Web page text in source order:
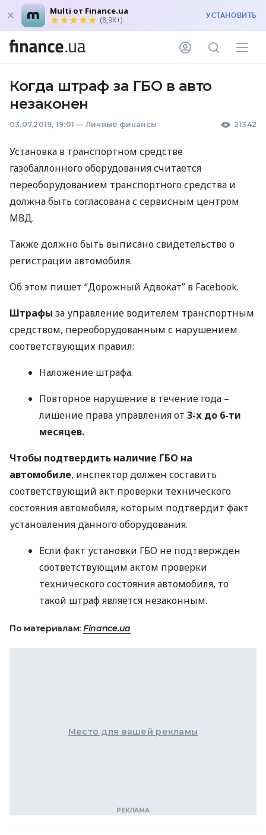
Multi от Finance.ua
(8,9K+) УСТАНОВИТЬ
Когда штраф за ГБО в авто
незаконен
03.07.2019, 19:01 — Личные финансы 21342
Установка в транспортном средстве
газобаллонного оборудования считается
переоборудованием транспортного средства и
должна быть согласована с сервисным центром
МВД.
Также должно быть выписано свидетельство о
регистрации автомобиля.
Об этом пишет “Дорожный Адвокат” в Facebook.
Штрафы за управление водителем транспортным
средством, переоборудованным с нарушением
соответствующих правил:
Наложение штрафа.
Повторное нарушение в течение года –
лишение права управления от 3-х до 6-ти
месяцев.
Чтобы подтвердить наличие ГБО на
автомобиле, инспектор должен составить
соответствующий акт проверки технического
состояния автомобиля, которым подтвердит факт
установления данного оборудования.
Если факт установки ГБО не подтвержден
соответствующим актом проверки
технического состояния автомобиля, то
такой штраф является незаконным.
По материалам: Finance.ua
Место для вашей рекламы